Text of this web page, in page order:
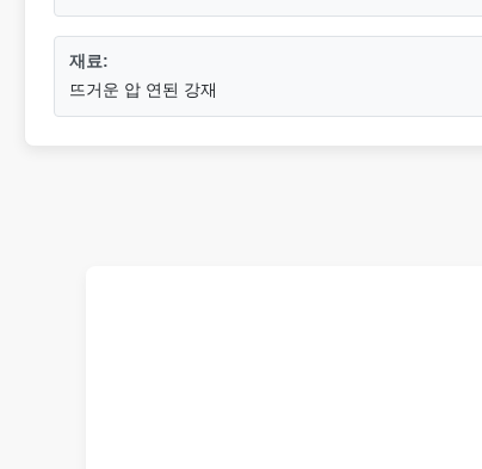
재료:
뜨거운 압 연된 강재